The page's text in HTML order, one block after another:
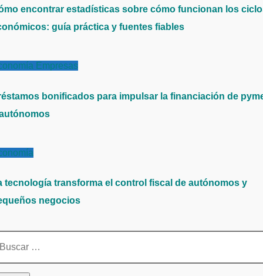
encontrar estadísticas sobre cómo funcionan los
guía práctica y fuentes fiables
Empresas
bonificados para impulsar la financiación de
tecnología transforma el control fiscal de autónomos y
negocios